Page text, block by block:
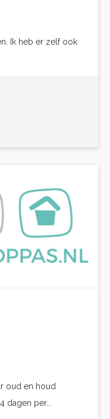
Ik heb er zelf ook
oud en houd
dagen per...